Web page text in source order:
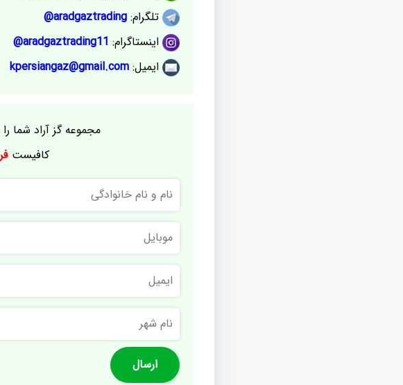
تلگرام: aradgaztrading@
اینستاگرام: aradgaztrading11@
ایمیل: kpersiangaz@gmail.com
مجموعه گز آراد شما
کافیست
و
نام
خانوادگی
شهر